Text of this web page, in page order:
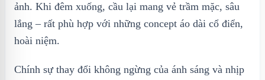
ảnh. Khi đêm xuống, cầu lại mang vẻ trầm mặc, sâu
lắng – rất phù hợp với những concept áo dài cổ điển,
hoài niệm.
Chính sự thay đổi không ngừng của ánh sáng và nhịp